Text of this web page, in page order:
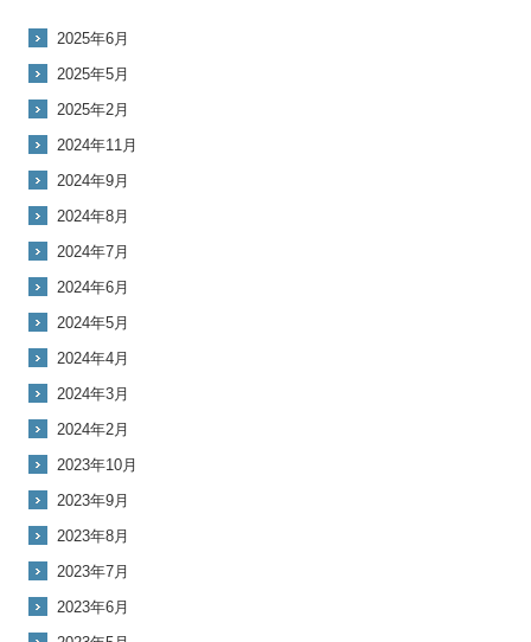
2025年6月
2025年5月
2025年2月
2024年11月
2024年9月
2024年8月
2024年7月
2024年6月
2024年5月
2024年4月
2024年3月
2024年2月
2023年10月
2023年9月
2023年8月
2023年7月
2023年6月